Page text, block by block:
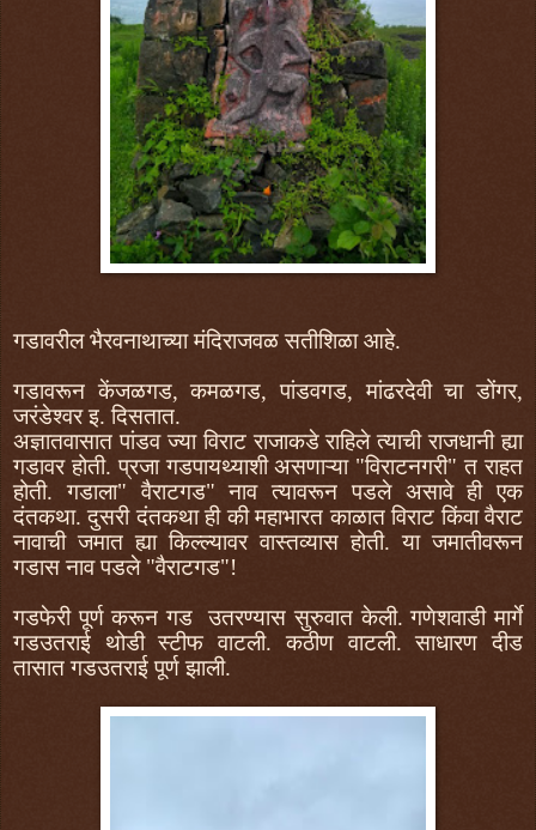
गडावरील भैरवनाथाच्या मंदिराजवळ सतीशिळा आहे.
गडावरून केंजळगड, कमळगड, पांडवगड, मांढरदेवी चा डोंगर,
जरंडेश्वर इ. दिसतात.
अज्ञातवासात पांडव ज्या विराट राजाकडे राहिले त्याची राजधानी ह्या
गडावर होती. प्रजा गडपायथ्याशी असणाऱ्या "विराटनगरी" त राहत
होती. गडाला" वैराटगड" नाव त्यावरून पडले असावे ही एक
दंतकथा. दुसरी दंतकथा ही की महाभारत काळात विराट किंवा वैराट
नावाची जमात ह्या किल्ल्यावर वास्तव्यास होती. या जमातीवरून
गडास नाव पडले "वैराटगड"!
गडफेरी पूर्ण करून गड उतरण्यास सुरुवात केली. गणेशवाडी मार्गे
गडउतराई थोडी स्टीफ वाटली. कठीण वाटली. साधारण दीड
तासात गडउतराई पूर्ण झाली.